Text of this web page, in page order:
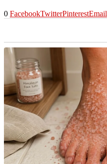
0 FacebookTwitterPinterestEmail